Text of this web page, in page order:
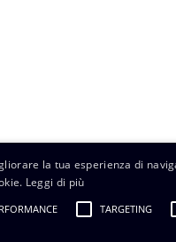
la tua esperienza di
Leggi di più
TARGETING